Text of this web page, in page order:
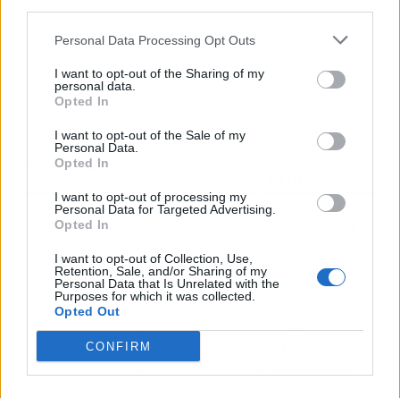
Personal Data Processing Opt Outs
I want to opt-out of the Sharing of my
personal data.
Opted In
I want to opt-out of the Sale of my
Personal Data.
Opted In
I want to opt-out of processing my
Personal Data for Targeted Advertising.
Opted In
I want to opt-out of Collection, Use,
Retention, Sale, and/or Sharing of my
Personal Data that Is Unrelated with the
Purposes for which it was collected.
Opted Out
CONFIRM
Temporada
Atractivo
Primavera
Verde intenso
Verano
Refugio
Fotografía y